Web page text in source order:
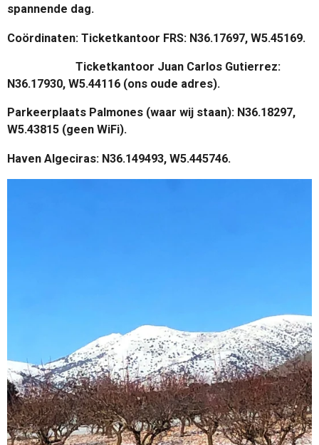
spannende dag.
Coördinaten: Ticketkantoor FRS: N36.17697, W5.45169.
Ticketkantoor Juan Carlos Gutierrez:
N36.17930, W5.44116 (ons oude adres).
Parkeerplaats Palmones (waar wij staan): N36.18297,
W5.43815 (geen WiFi).
Haven Algeciras: N36.149493, W5.445746.